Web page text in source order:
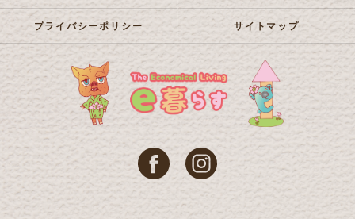
プライバシーポリシー サイトマップ